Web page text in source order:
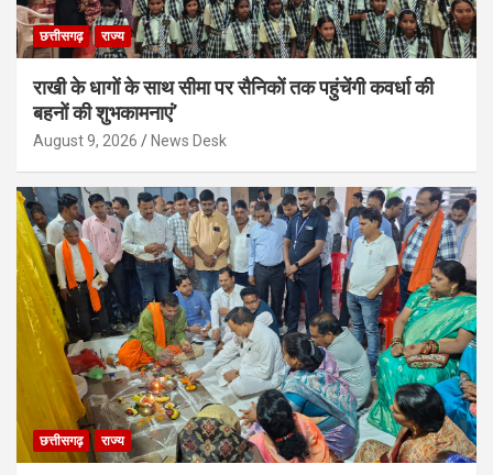
छत्तीसगढ़ राज्य
राखी के धागों के साथ सीमा पर सैनिकों तक पहुंचेंगी कवर्धा की
बहनों की शुभकामनाएं’
August 9, 2026 News Desk
छत्तीसगढ़ राज्य